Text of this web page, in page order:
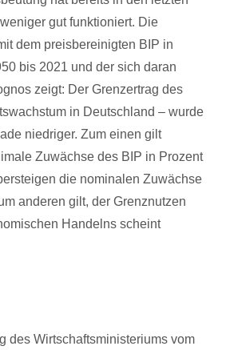
gut funktioniert. Die
dem preisbereinigten BIP in
bis 2021 und der sich daran
zeigt: Der Grenzertrag des
in Deutschland – wurde
niedriger. Zum einen gilt
Zuwächse des BIP in Prozent
die nominalen Zuwächse
anderen gilt, der Grenznutzen
Handelns scheint
des Wirtschaftsministeriums vom